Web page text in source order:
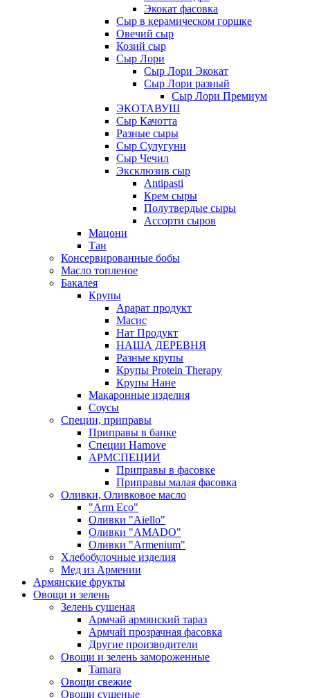
Экокат фасовка
Сыр в керамическом горшке
Овечий сыр
Козий сыр
Сыр Лори
Сыр Лори Экокат
Сыр Лори разный
Сыр Лори Премиум
ЭКОТАВУШ
Сыр Качотта
Разные сыры
Сыр Сулугуни
Сыр Чечил
Эксклюзив сыр
Antipasti
Крем сыры
Полутвердые сыры
Ассорти сыров
Мацони
Тан
Консервированные бобы
Масло топленое
Бакалея
Крупы
Арарат продукт
Масис
Нат Продукт
НАША ДЕРЕВНЯ
Разные крупы
Крупы Protein Therapy
Крупы Нане
Макаронные изделия
Соусы
Специи, приправы
Приправы в банке
Специи Hamove
АРМСПЕЦИИ
Приправы в фасовке
Приправы малая фасовка
Оливки, Оливковое масло
"Arm Eco"
Оливки "Aiello"
Оливки "AMADO"
Оливки "Armenium"
Хлебобулочные изделия
Мед из Армении
Армянские фрукты
Овощи и зелень
Зелень сушеная
Армчай армянский тараз
Армчай прозрачная фасовка
Другие производители
Овощи и зелень замороженные
Tamara
Овощи свежие
Овощи сушеные